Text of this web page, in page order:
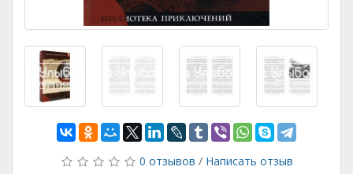
0 отзывов / Написать отзыв